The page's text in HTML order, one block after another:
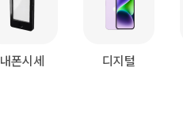
내폰시세 디지털